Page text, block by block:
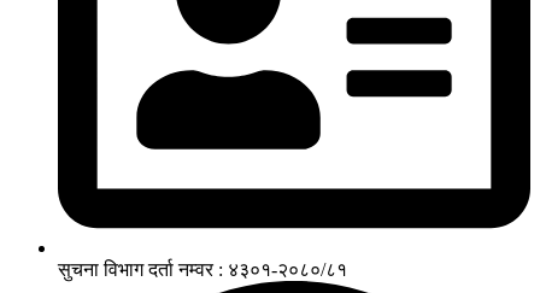
सुचना विभाग दर्ता नम्वर : ४३०१-२०८०/८१